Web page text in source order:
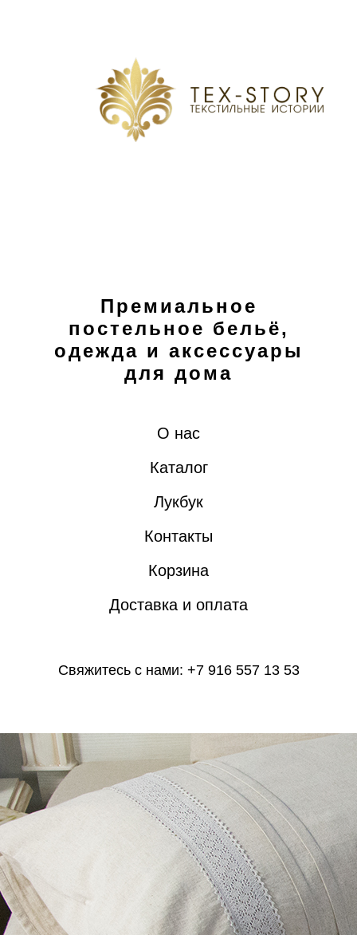
Премиальное
постельное бельё,
одежда и аксессуары
для дома
О нас
Каталог
Лукбук
Контакты
Корзина
Доставка и оплата
Свяжитесь с нами: +7 916 557 13 53